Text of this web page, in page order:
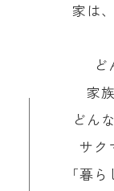
家は
ど
家
どん
サク
「暮